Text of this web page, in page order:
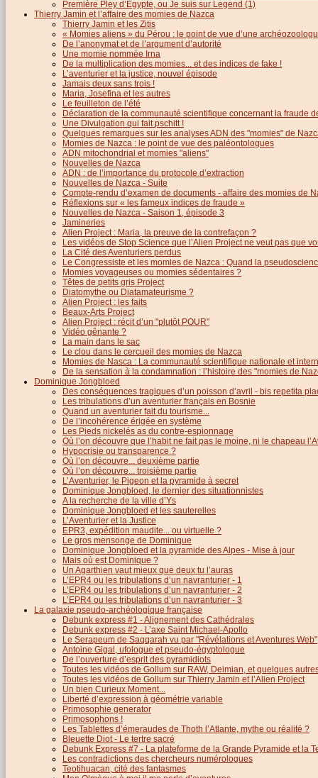
Première Pley d’Égypte, ou Je suis sur Legend (1)
Thierry Jamin et l’affaire des momies de Nazca
Thierry Jamin et les Zitis
« Momies aliens » du Pérou : le point de vue d’une
De l’anonymat et de l’argument d’autorité
Une momie nommée Irna
De la multiplication des momies... et des indices de fake !
L’aventurier et la justice, nouvel épisode
Jamais deux sans trois !
Maria, Josefina et les autres
Le feuilleton de l’été
Déclaration de la communauté scientifique concernant la fraude
Une Divulgation qui fait pschitt !
Quelques remarques sur les analyses ADN des "momies" de
Momies de Nazca : le point de vue des paléontologues
ADN mitochondrial et momies "aliens"
Nouvelles de Nazca
ADN : de l’importance du protocole d’extraction
Nouvelles de Nazca - Suite
Compte-rendu d’examen de documents - affaire des momies de
Réflexions sur « les fameux indices de fraude »
Nouvelles de Nazca - Saison 1, épisode 3
Jamineries
Alien Project : Maria, la preuve de la contrefaçon ?
Les vidéos de Stop Science que l’Alien Project ne veut pas que
La Cité des Aventuriers perdus
Le Congressiste et les momies de Nazca : Quand la
Momies voyageuses ou momies sédentaires ?
Têtes de petits gris Project
Diatomythe ou Diatamateurisme ?
Alien Project : les faits
Beaux-Arts Project
Alien Project : récit d’un "plutôt POUR"
Vidéo gênante ?
La main dans le sac
Le clou dans le cercueil des momies de Nazca
Momies de Nasca : La communauté scientifique nationale et
De la sensation à la condamnation : l’histoire des "momies de
Dominique Jongbloed
Des conséquences tragiques d’un poisson d’avril - bis repetita
Les tribulations d’un aventurier français en Bosnie
Quand un aventurier fait du tourisme...
De l’incohérence érigée en système
Les Pieds nickelés as du contre-espionnage
Où l’on découvre que l’habit ne fait pas le moine, ni le chapeau
Hypocrisie ou transparence ?
Où l’on découvre... deuxième partie
Où l’on découvre... troisième partie
L’Aventurier, le Pigeon et la pyramide à secret
Dominique Jongbloed, le dernier des situationnistes
A la recherche de la ville d’Ys
Dominique Jongbloed et les sauterelles
L’Aventurier et la Justice
EPR3, expédition maudite... ou virtuelle ?
Le gros mensonge de Dominique
Dominique Jongbloed et la pyramide des Alpes - Mise à jour
Mais où est Dominique ?
Un Agarthien vaut mieux que deux tu l’auras
L’EPR4 ou les tribulations d’un navranturier - 1
L’EPR4 ou les tribulations d’un navranturier - 2
L’EPR4 ou les tribulations d’un navranturier - 3
La galaxie pseudo-archéologique française
Debunk express #1 - Alignement des Cathédrales
Debunk express #2 - L’axe Saint Michael-Apollo
Le Serapeum de Saqqarah vu par "Révélations et Aventures Web"
Antoine Gigal, ufologue et pseudo-égyptologue
De l’ouverture d’esprit des pyramidiots
Toutes les vidéos de Gollum sur RAW, Deimian, et quelques
Toutes les vidéos de Gollum sur Thierry Jamin et l’Alien Project
Un bien Curieux Moment...
Liberté d’expression à géométrie variable
Primosophie generator
Primosophons !
Les Tablettes d’émeraudes de Thoth l’Atlante, mythe ou réalité ?
Bleuette Diot - Le tertre sacré
Debunk Express #7 - La plateforme de la Grande Pyramide et la
Les contradictions des chercheurs numérologues
Teotihuacan, cité des fantasmes